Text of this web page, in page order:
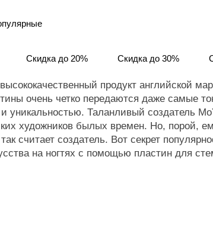
Скидка до 20% Скидка до 30%
продукт английской
очень четко передаются даже самые
Таланливый создатель
художников былых времен. Но, порой,
считает создатель. Вот секрет
на ногтях с помощью пластин для